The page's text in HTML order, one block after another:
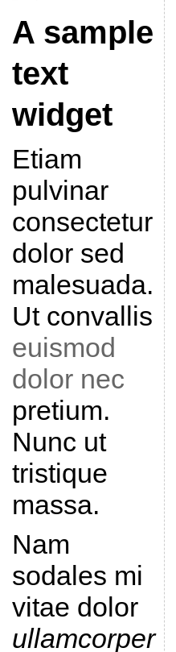
A sample
text
widget
Etiam
pulvinar
consectetur
dolor sed
malesuada.
Ut convallis
euismod
dolor nec
pretium.
Nunc ut
tristique
massa.
Nam
sodales mi
vitae dolor
ullamcorper